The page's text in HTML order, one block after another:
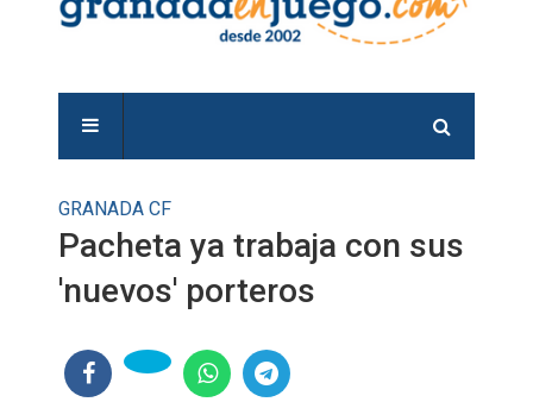
GRANADA CF
Pacheta ya trabaja con sus
'nuevos' porteros